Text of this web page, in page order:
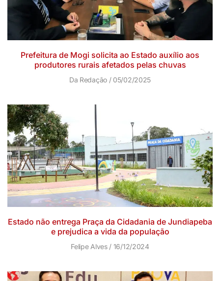
Prefeitura de Mogi solicita ao Estado auxílio aos
produtores rurais afetados pelas chuvas
Da Redação 05/02/2025
Estado não entrega Praça da Cidadania de Jundiapeba
e prejudica a vida da população
Felipe Alves 16/12/2024